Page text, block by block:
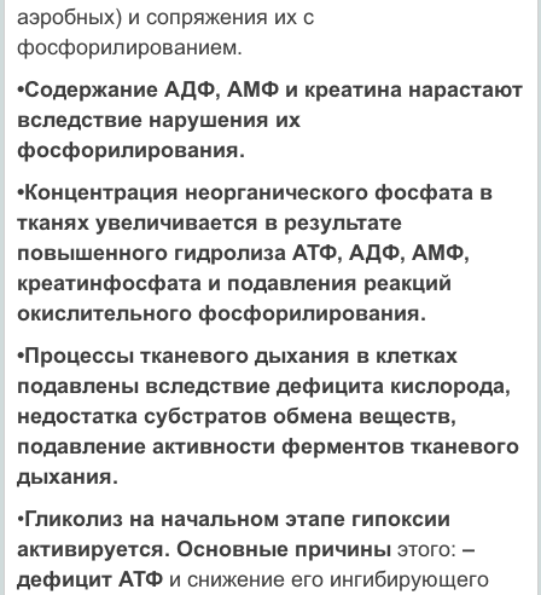
аэробных) и сопряжения их с
фосфорилированием.
•Содержание АДФ, АМФ и креатина нарастают
вследствие нарушения их
фосфорилирования.
•Концентрация неорганического фосфата в
тканях увеличивается в результате
повышенного гидролиза АТФ, АДФ, АМФ,
креатинфосфата и подавления реакций
окислительного фосфорилирования.
•Процессы тканевого дыхания в клетках
подавленывследствие дефицита кислорода,
недостатка субстратов обмена веществ,
подавление активности ферментов тканевого
дыхания.
•Гликолиз на начальном этапе гипоксии
активируется. Основные причиныэтого: –
дефицит АТФи снижение его ингибирующего